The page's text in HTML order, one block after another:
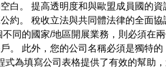
白。 提高透明度和與歐盟成員國的
約。 稅收立法與共同體法律的全面
同的國家/地區開展業務，則必須在
。 此外，您的公司名稱必須是獨特
為填寫公司表格提供了有效的幫助